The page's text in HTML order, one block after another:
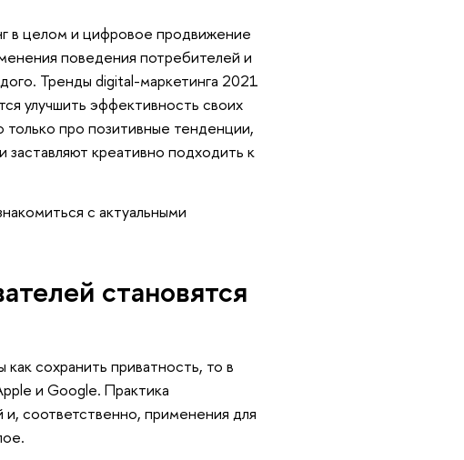
в целом и цифровое продвижение
поведения потребителей и
Тренды digital-маркетинга 2021
улучшить эффективность своих
про позитивные тенденции,
креативно подходить к
с актуальными
становятся
сохранить приватность, то в
и Google. Практика
соответственно, применения для